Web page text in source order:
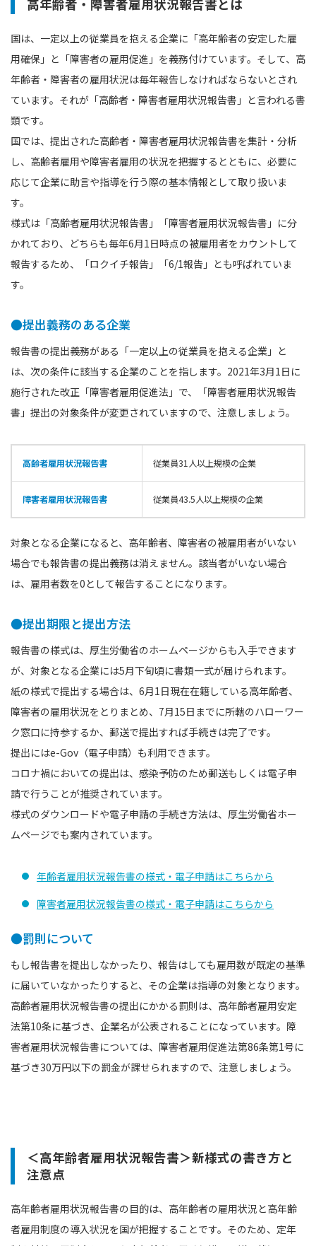
高年齢者・障害者雇用状況報告書とは
国は、一定以上の従業員を抱える企業に「高年齢者の安定した雇
用確保」と「障害者の雇用促進」を義務付けています。そして、高
年齢者・障害者の雇用状況は毎年報告しなければならないとされ
ています。それが「高齢者・障害者雇用状況報告書」と言われる書
類です。
国では、提出された高齢者・障害者雇用状況報告書を集計・分析
し、高齢者雇用や障害者雇用の状況を把握するとともに、必要に
応じて企業に助言や指導を行う際の基本情報として取り扱いま
す。
様式は「高齢者雇用状況報告書」「障害者雇用状況報告書」に分
かれており、どちらも毎年6月1日時点の被雇用者をカウントして
報告するため、「ロクイチ報告」「6/1報告」とも呼ばれていま
す。
●提出義務のある企業
報告書の提出義務がある「一定以上の従業員を抱える企業」と
は、次の条件に該当する企業のことを指します。2021年3月1日に
施行された改正「障害者雇用促進法」で、「障害者雇用状況報告
書」提出の対象条件が変更されていますので、注意しましょう。
高齢者雇用状況報告書 従業員31人以上規模の企業
障害者雇用状況報告書 従業員43.5人以上規模の企業
対象となる企業になると、高年齢者、障害者の被雇用者がいない
場合でも報告書の提出義務は消えません。該当者がいない場合
は、雇用者数を0として報告することになります。
●提出期限と提出方法
報告書の様式は、厚⽣労働省のホームページからも入手できます
が、対象となる企業には5月下旬頃に書類一式が届けられます。
紙の様式で提出する場合は、6月1日現在在籍している高年齢者、
障害者の雇用状況をとりまとめ、7月15日までに所轄のハローワー
ク窓口に持参するか、郵送で提出すれば手続きは完了です。
提出にはe-Gov（電子申請）も利用できます。
コロナ禍においての提出は、感染予防のため郵送もしくは電子申
請で行うことが推奨されています。
様式のダウンロードや電子申請の手続き方法は、厚生労働省ホー
ムページでも案内されています。
年齢者雇⽤状況報告書の様式・電子申請はこちらから
障害者雇⽤状況報告書の様式・電子申請はこちらから
●罰則について
もし報告書を提出しなかったり、報告はしても雇用数が既定の基準
に届いていなかったりすると、その企業は指導の対象となります。
高齢者雇用状況報告書の提出にかかる罰則は、⾼年齢者雇⽤安定
法第10条に基づき、企業名が公表されることになっています。障
害者雇用状況報告書については、障害者雇用促進法第86条第1号に
基づき30万円以下の罰金が課せられますので、注意しましょう。
＜高年齢者雇用状況報告書＞新様式の書き方と
注意点
高年齢者雇用状況報告書の目的は、高年齢者の雇用状況と高年齢
者雇用制度の導入状況を国が把握することです。そのため、定年